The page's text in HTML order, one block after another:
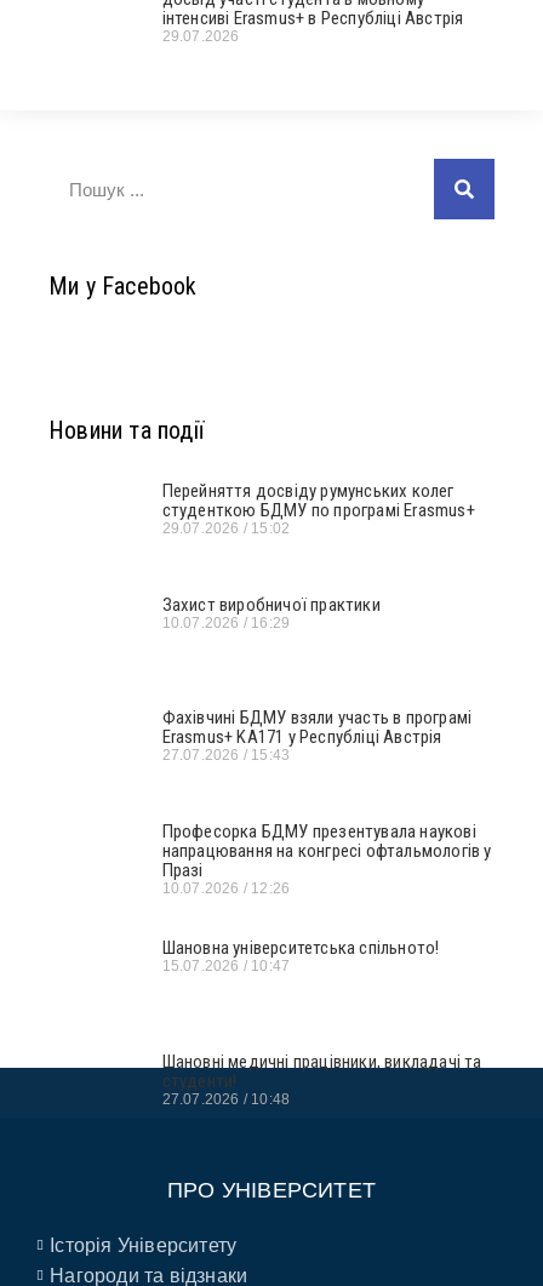
інтенсиві Erasmus+ в Республіці Австрія
29.07.2026
Ми у Facebook
Новини та події
Перейняття досвіду румунських колег
студенткою БДМУ по програмі Erasmus+
29.07.2026 15:02
Захист виробничої практики
10.07.2026 16:29
Фахівчині БДМУ взяли участь в програмі
Erasmus+ KA171 у Республіці Австрія
27.07.2026 15:43
Професорка БДМУ презентувала наукові
напрацювання на конгресі офтальмологів у
Празі
10.07.2026 12:26
Шановна університетська спільното!
15.07.2026 10:47
Шановні медичні працівники, викладачі та
студенти!
27.07.2026 10:48
ПРО УНІВЕРСИТЕТ
Історія Університету
Нагороди та відзнаки